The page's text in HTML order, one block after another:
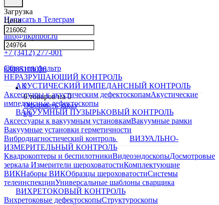
Написать в Телеграм
info@nkpribor.ru
+7 (3412) 277-001
88005118036
0
0 товаров на0
Оформить заказ
0 0
Загрузка
Цена
Сбросить фильтр
НЕРАЗРУШАЮЩИЙ КОНТРОЛЬ
АКУСТИЧЕСКИЙ ИМПЕДАНСНЫЙ КОНТРОЛЬ
Аксессуары к акустическим дефектоскопамАкустические
импедансные дефектоскопы
ВАКУУМНЫЙ ПУЗЫРЬКОВЫЙ КОНТРОЛЬ
Аксессуары к вакуумным установкамВакуумные рамки
Вакуумные установки герметичности
Вибродиагностический контроль
ВИЗУАЛЬНО-
ИЗМЕРИТЕЛЬНЫЙ КОНТРОЛЬ
Квадрокоптеры и беспилотникиВидеоэндоскопыДосмотровые
зеркала Измерители шероховатостиКомплектующие
ВИКНаборы ВИКОбразцы шероховатостиСистемы
телеинспекцииУниверсальные шаблоны сварщика
ВИХРЕТОКОВЫЙ КОНТРОЛЬ
Вихретоковые дефектоскопыСтруктуроскопы